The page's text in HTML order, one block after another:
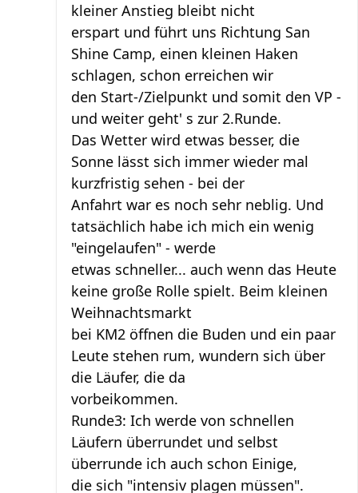
kleiner Anstieg bleibt nicht
erspart und führt uns Richtung San
Shine Camp, einen kleinen Haken
schlagen, schon erreichen wir
den Start-/Zielpunkt und somit den VP -
und weiter geht' s zur 2.Runde.
Das Wetter wird etwas besser, die
Sonne lässt sich immer wieder mal
kurzfristig sehen - bei der
Anfahrt war es noch sehr neblig. Und
tatsächlich habe ich mich ein wenig
"eingelaufen" - werde
etwas schneller... auch wenn das Heute
keine große Rolle spielt. Beim kleinen
Weihnachtsmarkt
bei KM2 öffnen die Buden und ein paar
Leute stehen rum, wundern sich über
die Läufer, die da
vorbeikommen.
Runde3: Ich werde von schnellen
Läufern überrundet und selbst
überrunde ich auch schon Einige,
die sich "intensiv plagen müssen".